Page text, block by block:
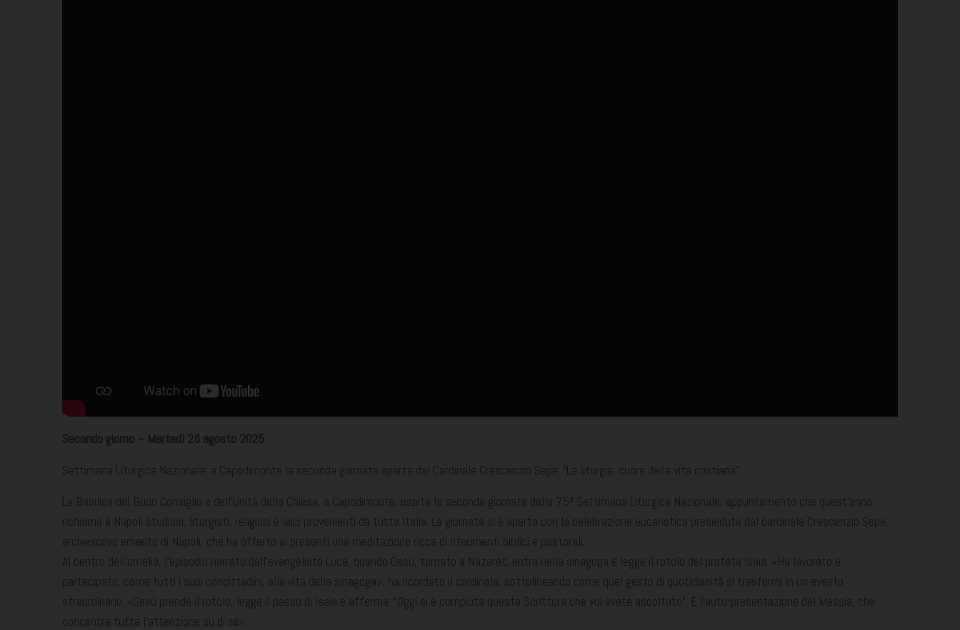
Secondo giorno – Martedì 26 agosto 2025
Settimana Liturgica Nazionale: a Capodimonte la seconda giornata aperta dal Cardinale Crescenzio Sepe: “La liturgia, cuore della vita cristiana”
La Basilica del Buon Consiglio e dell’Unità della Chiesa, a Capodimonte, ospita la seconda giornata della 75ª Settimana Liturgica Nazionale, appuntamento che quest’anno
richiama a Napoli studiosi, liturgisti, religiosi e laici provenienti da tutta Italia. La giornata si è aperta con la celebrazione eucaristica presieduta dal cardinale Crescenzio Sepe,
arcivescovo emerito di Napoli, che ha offerto ai presenti una meditazione ricca di riferimenti biblici e pastorali.
Al centro dell’omelia, l’episodio narrato dall’evangelista Luca, quando Gesù, tornato a Nazaret, entra nella sinagoga e legge il rotolo del profeta Isaia. «Ha lavorato e
partecipato, come tutti i suoi concittadini, alla vita della sinagoga», ha ricordato il cardinale, sottolineando come quel gesto di quotidianità si trasformi in un evento
straordinario: «Gesù prende il rotolo, legge il passo di Isaia e afferma: “Oggi si è compiuta questa Scrittura che voi avete ascoltato”. È l’auto-presentazione del Messia, che
concentra tutta l’attenzione su di sé».